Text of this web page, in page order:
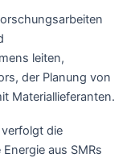
leiten,
der Planung von
Materiallieferanten.
die
aus SMRs